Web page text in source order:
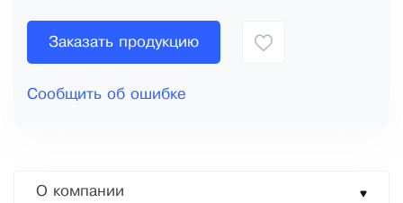
Заказать продукцию
Сообщить об ошибке
О компании